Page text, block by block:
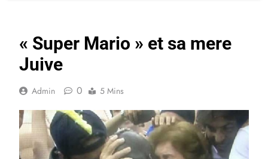
« Super Mario » et sa mere
Juive
Admin 0 5 Mins